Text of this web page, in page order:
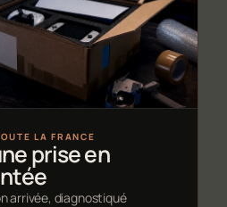
LA FRANCE
prise en
arrivée, diagnostiqué